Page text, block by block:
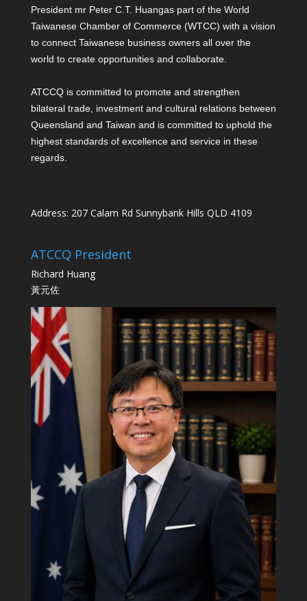
President mr Peter C.T. Huangas part of the World
Taiwanese Chamber of Commerce (WTCC) with a vision
to connect Taiwanese business owners all over the
world to create opportunities and collaborate.
ATCCQ is committed to promote and strengthen
bilateral trade, investment and cultural relations between
Queensland and Taiwan and is committed to uphold the
highest standards of excellence and service in these
regards.
Address: 207 Calam Rd Sunnybank Hills QLD 4109
ATCCQ President
Richard Huang
黃元佐